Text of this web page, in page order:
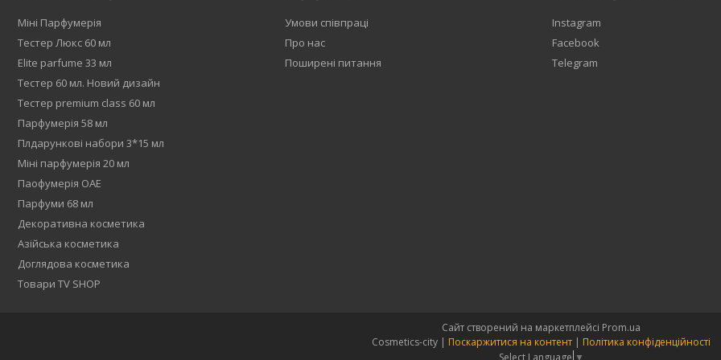
Міні Парфумерія
Тестер Люкс 60 мл
Elite parfume 33 мл
Тестер 60 мл. Новий дизайн
Тестер premium class 60 мл
Парфумерія 58 мл
Плдарункові набори 3*15 мл
Міні парфумерія 20 мл
Паофумерія ОАЕ
Парфуми 68 мл
Декоративна косметика
Азійська косметика
Доглядова косметика
Товари TV SHOP
Умови співпраці
Про нас
Поширені питання
Instagram
Facebook
Telegram
Сайт створений на маркетплейсі Prom.ua
Cosmetics-city | Поскаржитися на контент | Політика конфіденційності
Select Language ▼